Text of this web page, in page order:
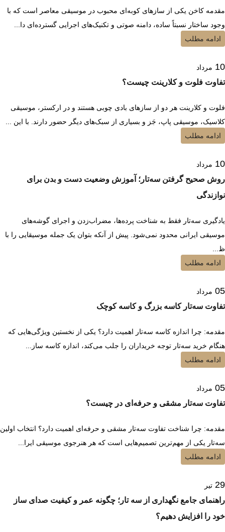
مقدمه کاخن یکی از سازهای کوبه‌ای محبوب در موسیقی معاصر است که با
وجود ساختار نسبتاً ساده، دامنه صوتی و تکنیک‌های اجرایی گسترده‌ای دا...
ادامه مطلب
10 مرداد
تفاوت فلوت و کلارینت چیست؟
فلوت و کلارینت هر دو از سازهای بادی چوبی هستند و در ارکستر، موسیقی
کلاسیک، موسیقی پاپ، جَز و بسیاری از سبک‌های دیگر حضور دارند. با این ...
ادامه مطلب
10 مرداد
روش صحیح گرفتن سه‌تار؛ آموزش وضعیت دست و بدن برای
نوازندگی
یادگیری سه‌تار فقط به شناخت پرده‌ها، مضراب‌زدن و اجرای گوشه‌های
موسیقی ایرانی محدود نمی‌شود. پیش از آنکه بتوان یک جمله موسیقایی را با
ظ...
ادامه مطلب
05 مرداد
تفاوت سه‌تار کاسه بزرگ و کاسه کوچک
مقدمه: چرا اندازه کاسه سه‌تار اهمیت دارد؟ یکی از نخستین ویژگی‌هایی که
هنگام خرید سه‌تار توجه خریداران را جلب می‌کند، اندازه کاسه ساز...
ادامه مطلب
05 مرداد
تفاوت سه‌تار مشقی و حرفه‌ای در چیست؟
مقدمه: چرا شناخت تفاوت سه‌تار مشقی و حرفه‌ای اهمیت دارد؟ انتخاب اولین
سه‌تار یکی از مهم‌ترین تصمیم‌هایی است که هر هنرجوی موسیقی ایرا...
ادامه مطلب
29 تیر
راهنمای جامع نگهداری از سه تار؛ چگونه عمر و کیفیت صدای ساز
خود را افزایش دهیم؟